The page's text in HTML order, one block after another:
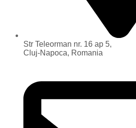
Str Teleorman nr. 16 ap 5,
Cluj-Napoca, Romania